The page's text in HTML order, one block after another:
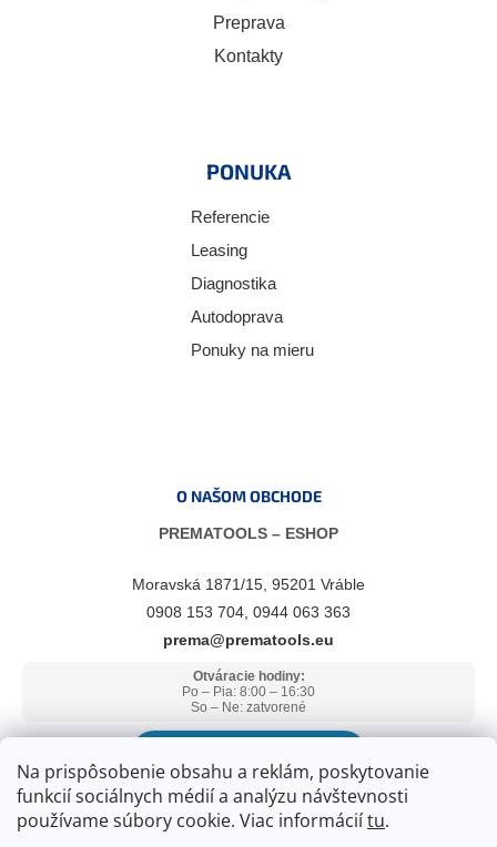
Na prispôsobenie obsahu a reklám, poskytovanie
funkcií sociálnych médií a analýzu návštevnosti
používame súbory cookie. Viac informáciítu.
Preprava
Kontakty
PONUKA
Referencie
Leasing
Diagnostika
Autodoprava
Ponuky na mieru
O NAŠOM OBCHODE
PREMATOOLS – ESHOP
Moravská 1871/15, 95201 Vráble
0908 153 704, 0944 063 363
prema@prematools.eu
Otváracie hodiny:
Po – Pia: 8:00 – 16:30
So – Ne: zatvorené